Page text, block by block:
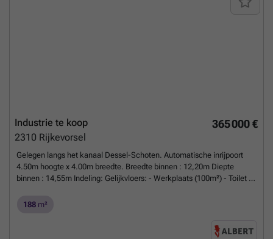
365 000 €
Industrie te koop
2310 Rijkevorsel
Gelegen langs het kanaal Dessel-Schoten. Automatische inrijpoort
4.50m hoogte x 4.00m breedte. Breedte binnen : 12,20m Diepte
binnen : 14,55m Indeling: Gelijkvloers: - Werkplaats (100m²) - Toilet -
naast het pand Eerste verdieping: - Toonzaal (123,50m²)
Meer weten?
188 m²